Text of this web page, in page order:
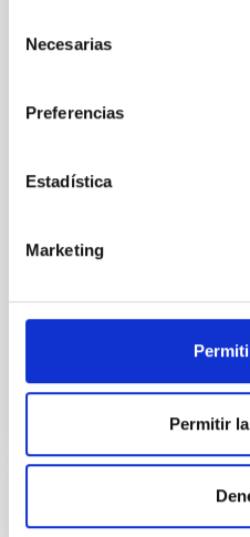
Necesarias
Preferencias
Estadística
Marketing
Permitir
CALSEC para la
investigación,
Establecer un marco de
proyectos conjuntos en
Convenio Marco